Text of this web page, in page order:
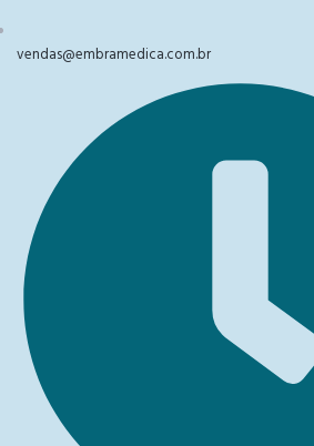
vendas@embramedica.com.br